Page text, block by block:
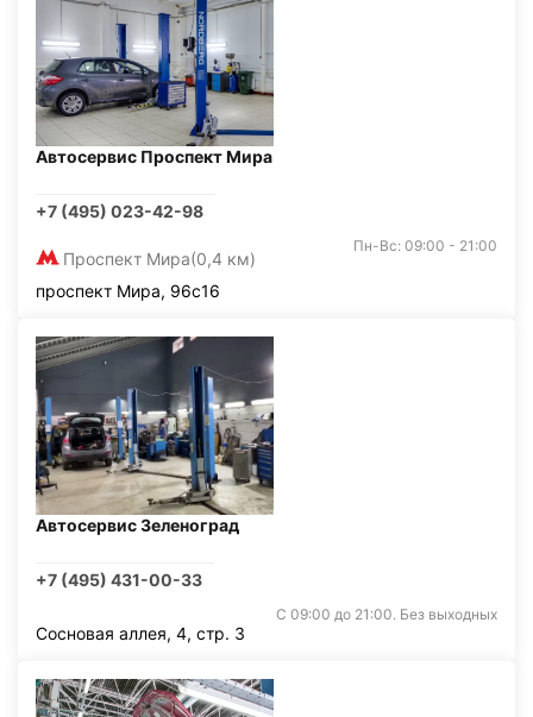
Автосервис Проспект Мира
+7 (495) 023-42-98
Проспект Мира(0,4 км)
Пн-Вс: 09:00 - 21:00
проспект Мира, 96с16
Автосервис Зеленоград
+7 (495) 431-00-33
С 09:00 до 21:00. Без выходных
Сосновая аллея, 4, стр. 3